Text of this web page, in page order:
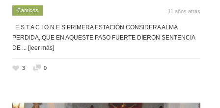
Canticos 11 años atrás
E S T A C I O N E S PRIMERA ESTACIÓN CONSIDERA ALMA
PERDIDA, QUE EN AQUESTE PASO FUERTE DIERON SENTENCIA
DE ... [leer más]
3 0